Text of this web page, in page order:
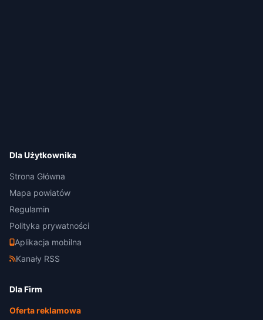
Dla Użytkownika
Strona Główna
Mapa powiatów
Regulamin
Polityka prywatności
Aplikacja mobilna
Kanały RSS
Dla Firm
Oferta reklamowa